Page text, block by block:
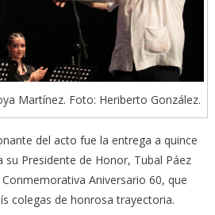
Martínez. Foto: Heriberto González.
del acto fue la entrega a quince
su Presidente de Honor, Tubal Páez
Aniversario 60, que
colegas de honrosa trayectoria.